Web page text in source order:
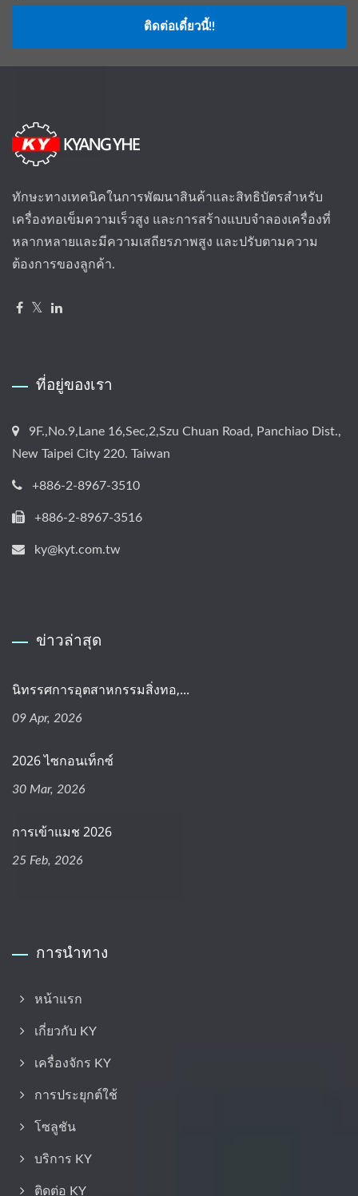
ติดต่อเดี๋ยวนี้!!
ทักษะทางเทคนิคในการพัฒนาสินค้าและสิทธิบัตรสำหรับ
เครื่องทอเข็มความเร็วสูง และการสร้างแบบจำลองเครื่องที่
หลากหลายและมีความเสถียรภาพสูง และปรับตามความ
ต้องการของลูกค้า.
ที่อยู่ของเรา
9F.,No.9,Lane 16,Sec,2,Szu Chuan Road, Panchiao Dist.,
New Taipei City 220. Taiwan
+886-2-8967-3510
+886-2-8967-3516
ky@kyt.com.tw
ข่าวล่าสุด
นิทรรศการอุตสาหกรรมสิ่งทอ,...
09 Apr, 2026
2026 ไซกอนเท็กซ์
30 Mar, 2026
การเข้าแมช 2026
25 Feb, 2026
การนำทาง
หน้าแรก
เกี่ยวกับ KY
เครื่องจักร KY
การประยุกต์ใช้
โซลูชัน
บริการ KY
ติดต่อ KY